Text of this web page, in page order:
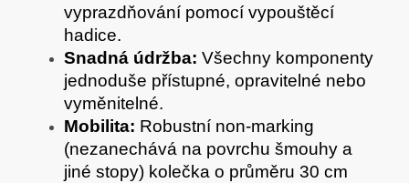
vyprazdňování pomocí vypouštěcí
hadice.
Snadná údržba: Všechny komponenty
jednoduše přístupné, opravitelné nebo
vyměnitelné.
Mobilita: Robustní non-marking
(nezanechává na povrchu šmouhy a
jiné stopy) kolečka o průměru 30 cm